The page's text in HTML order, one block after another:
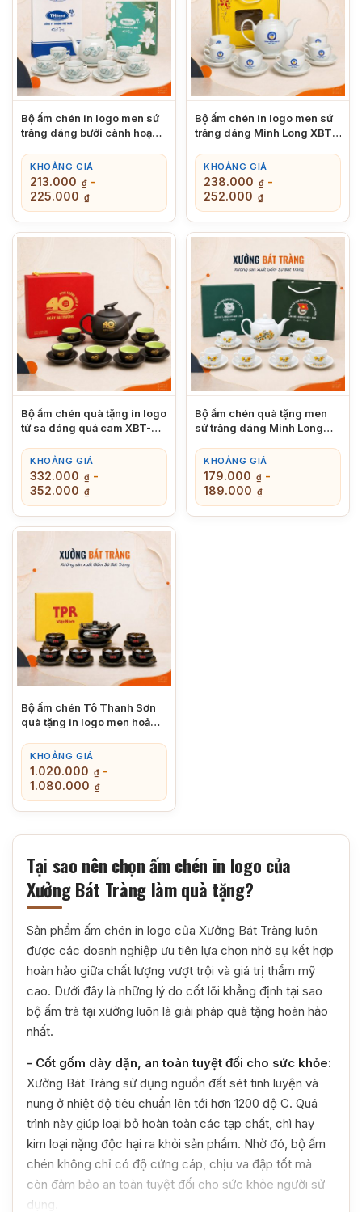
Bộ ấm chén in logo men sứ
trăng dáng bưởi cành hoạ
KHOẢNG GIÁ
213.000 ₫ -
225.000 ₫
Bộ ấm chén in logo men sứ
trăng dáng Minh Long XBT-
KHOẢNG GIÁ
238.000 ₫ -
252.000 ₫
Bộ ấm chén quà tặng in logo
tử sa dáng quả cam XBT-
KHOẢNG GIÁ
332.000 ₫ -
352.000 ₫
Bộ ấm chén quà tặng men
sứ trăng dáng Minh Long
KHOẢNG GIÁ
179.000 ₫ -
189.000 ₫
Bộ ấm chén Tô Thanh Sơn
quà tặng in logo men hoả
KHOẢNG GIÁ
1.020.000 ₫ -
1.080.000 ₫
Tại sao nên chọn ấm chén in logo của
Xưởng Bát Tràng làm quà tặng?
Sản phẩm ấm chén in logo của Xưởng Bát Tràng luôn
được các doanh nghiệp ưu tiên lựa chọn nhờ sự kết hợp
hoàn hảo giữa chất lượng vượt trội và giá trị thẩm mỹ
cao. Dưới đây là những lý do cốt lõi khẳng định tại sao
bộ ấm trà tại xưởng luôn là giải pháp quà tặng hoàn hảo
nhất.
- Cốt gốm dày dặn, an toàn tuyệt đối cho sức khỏe:
Xưởng Bát Tràng sử dụng nguồn đất sét tinh luyện và
nung ở nhiệt độ tiêu chuẩn lên tới hơn 1200 độ C. Quá
trình này giúp loại bỏ hoàn toàn các tạp chất, chì hay
kim loại nặng độc hại ra khỏi sản phẩm. Nhờ đó, bộ ấm
chén không chỉ có độ cứng cáp, chịu va đập tốt mà
còn đảm bảo an toàn tuyệt đối cho sức khỏe người sử
dụng.